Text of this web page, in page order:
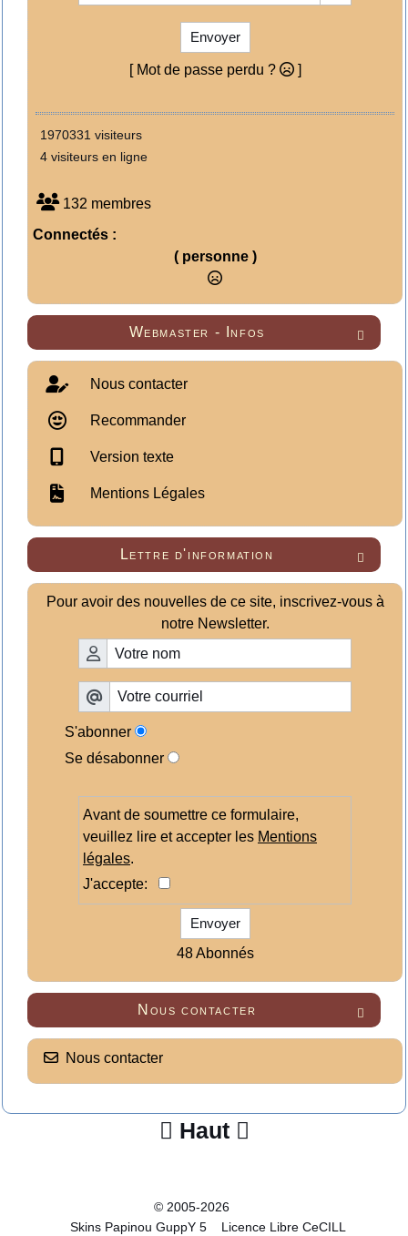
Envoyer
[ Mot de passe perdu ? ]
1970331 visiteurs
4 visiteurs en ligne
132 membres
Connectés :
( personne )

Webmaster - Infos
Nous contacter
Recommander
Version texte
Mentions Légales

Lettre d'information
Pour avoir des nouvelles de ce site, inscrivez-vous à
notre Newsletter.
S'abonner
Se désabonner
Avant de soumettre ce formulaire,
veuillez lire et accepter les Mentions
légales.
J'accepte:
Envoyer
48 Abonnés

Nous contacter
Nous contacter
 Haut 
© 2005-2026
Skins Papinou GuppY 5
Licence Libre CeCILL